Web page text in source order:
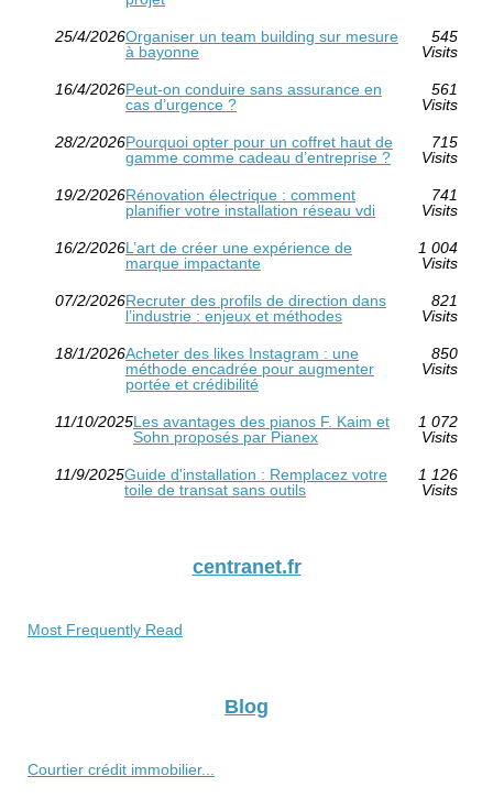
25/4/2026Organiser un team building sur mesure
à bayonne
545
Visits
16/4/2026Peut-on conduire sans assurance en
cas d’urgence ?
561
Visits
28/2/2026Pourquoi opter pour un coffret haut de
gamme comme cadeau d’entreprise ?
715
Visits
19/2/2026Rénovation électrique : comment
planifier votre installation réseau vdi
741
Visits
16/2/2026L’art de créer une expérience de
marque impactante
1 004
Visits
07/2/2026Recruter des profils de direction dans
l’industrie : enjeux et méthodes
821
Visits
18/1/2026Acheter des likes Instagram : une
méthode encadrée pour augmenter
portée et crédibilité
850
Visits
11/10/2025Les avantages des pianos F. Kaim et
Sohn proposés par Pianex
1 072
Visits
11/9/2025Guide d'installation : Remplacez votre
toile de transat sans outils
1 126
Visits
centranet.fr
Most Frequently Read
Blog
Courtier crédit immobilier...